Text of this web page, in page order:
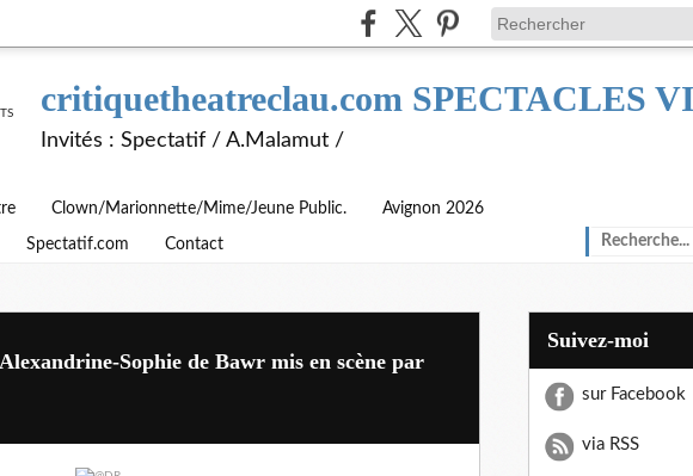
critiquetheatreclau.com SPECTACLES
Invités : Spectatif / A.Malamut /
Clown/Marionnette/Mime/Jeune Public. Avignon 2026
Spectatif.com Contact
Sophie de Bawr mis en scène par
Suivez-moi
sur Facebook
via RSS